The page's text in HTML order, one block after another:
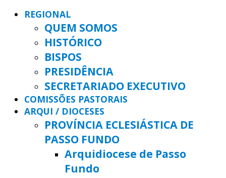
REGIONAL
QUEM SOMOS
HISTÓRICO
BISPOS
PRESIDÊNCIA
SECRETARIADO EXECUTIVO
COMISSÕES PASTORAIS
ARQUI / DIOCESES
PROVÍNCIA ECLESIÁSTICA DE
PASSO FUNDO
Arquidiocese de Passo
Fundo